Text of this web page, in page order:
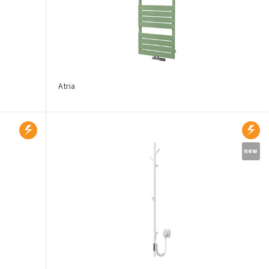
Atria
new